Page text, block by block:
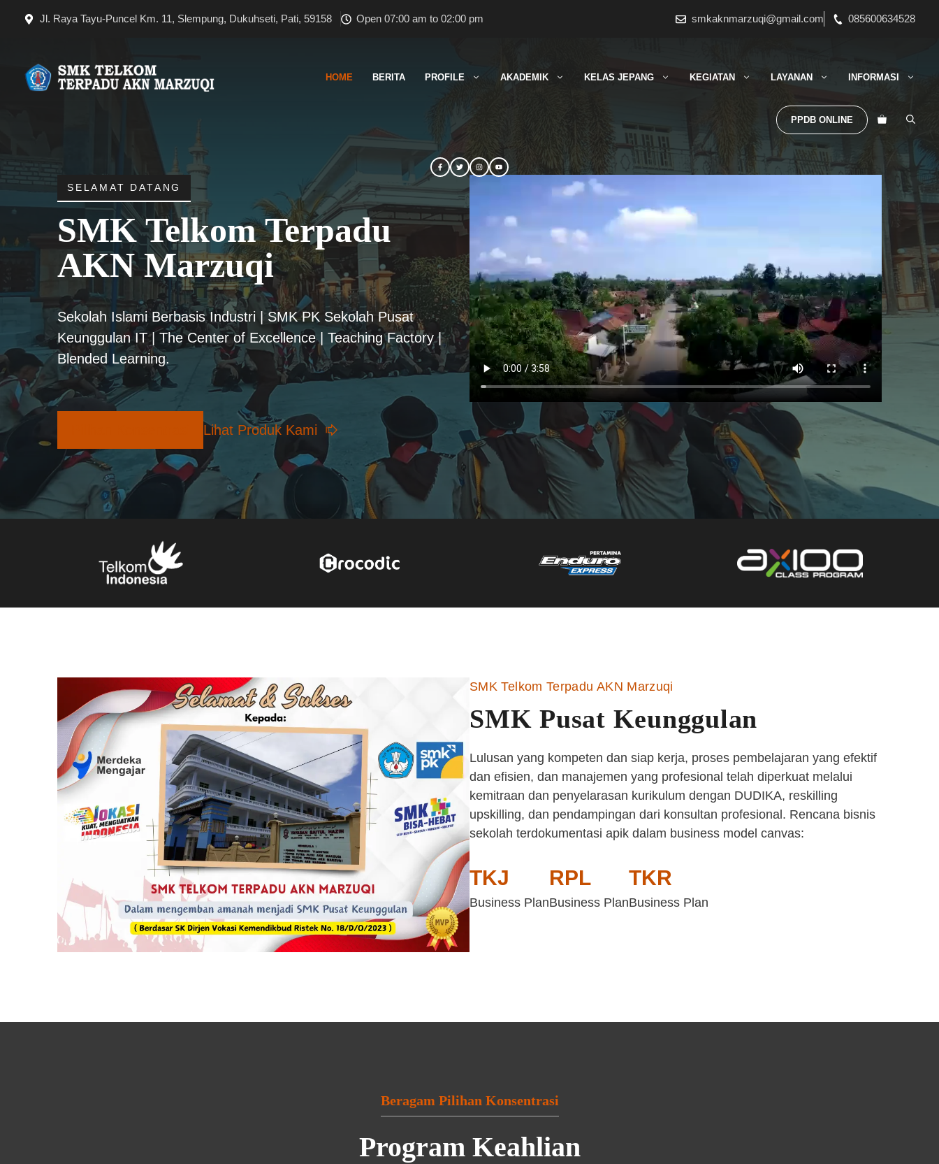
Jl. Raya Tayu-Puncel Km. 11, Slempung, Dukuhseti, Pati, 59158 Open 07:00 am to 02:00 pm smkaknmarzuqi@gmail.com 085600634528
HOME BERITA PROFILE AKADEMIK KELAS JEPANG KEGIATAN LAYANAN INFORMASI
PPDB ONLINE
SELAMAT DATANG
SMK Telkom Terpadu
AKN Marzuqi
Sekolah Islami Berbasis Industri | SMK PK Sekolah Pusat
Keunggulan IT | The Center of Excellence | Teaching Factory |
Blended Learning.
Lihat Produk Kami
SMK Telkom Terpadu AKN Marzuqi
SMK Pusat Keunggulan
Lulusan yang kompeten dan siap kerja, proses pembelajaran yang efektif
dan efisien, dan manajemen yang profesional telah diperkuat melalui
kemitraan dan penyelarasan kurikulum dengan DUDIKA, reskilling
upskilling, dan pendampingan dari konsultan profesional. Rencana bisnis
sekolah terdokumentasi apik dalam business model canvas:
TKJ
Business Plan
RPL
Business Plan
TKR
Business Plan
Beragam Pilihan Konsentrasi
Program Keahlian